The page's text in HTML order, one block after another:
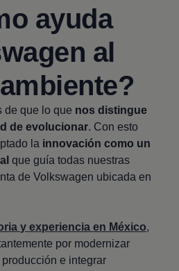
ayuda
al
de que lo que nos distingue
de evolucionar. Con esto
la innovación como un
que guía todas nuestras
de Volkswagen ubicada en
y experiencia en México,
por modernizar
e integrar